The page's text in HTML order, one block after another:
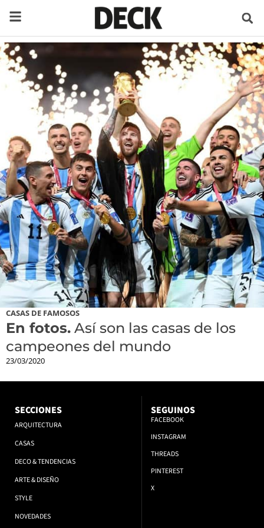
CASAS DE FAMOSOS
En fotos. Así son las casas de los
campeones del mundo
23/03/2020
SECCIONES
ARQUITECTURA
CASAS
DECO & TENDENCIAS
ARTE & DISEÑO
STYLE
NOVEDADES
SEGUINOS
FACEBOOK
INSTAGRAM
THREADS
PINTEREST
X